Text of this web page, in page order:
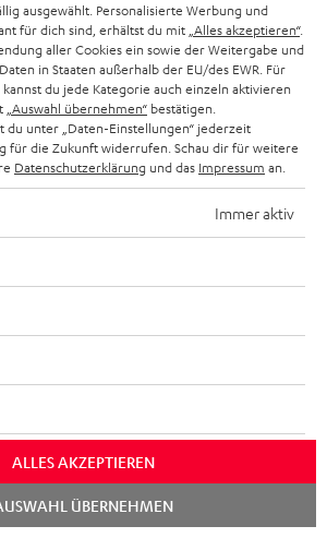
Kabel
4K 3D
ausgewählt. Personalisierte Werbung und
für dich sind, erhältst du mit „Alles akzeptieren“.
aller Cookies ein sowie der Weitergabe und
in Staaten außerhalb der EU/des EWR. Für
du jede Kategorie auch einzeln aktivieren
„Auswahl übernehmen“ bestätigen.
du unter „Daten-Einstellungen“ jederzeit
für die Zukunft widerrufen. Schau dir für weitere
Datenschutzerklärung und das Impressum an.
Immer aktiv
ALLES AKZEPTIEREN
ÜBERNEHMEN